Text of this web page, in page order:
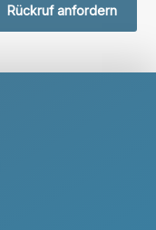
Rückruf anfordern